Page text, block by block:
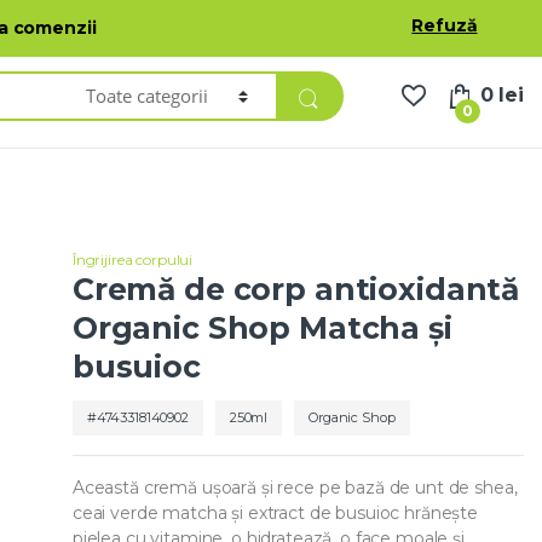
Română
0
0 lei
Îngrijirea corpului
Cremă de corp antioxidantă
Organic Shop Matcha și
busuioc
4743318140902 250ml Organic Shop
Această cremă ușoară și rece pe bază de unt de shea,
ceai verde matcha și extract de busuioc hrănește
comenzii Refuză